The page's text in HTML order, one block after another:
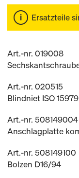
Ersatzteile
Art.-nr. 019008
Art.-nr. 020515
Blindniet ISO
Art.-nr. 508149004
Anschlagplatte
Art.-nr. 508149100
Bolzen D16/94